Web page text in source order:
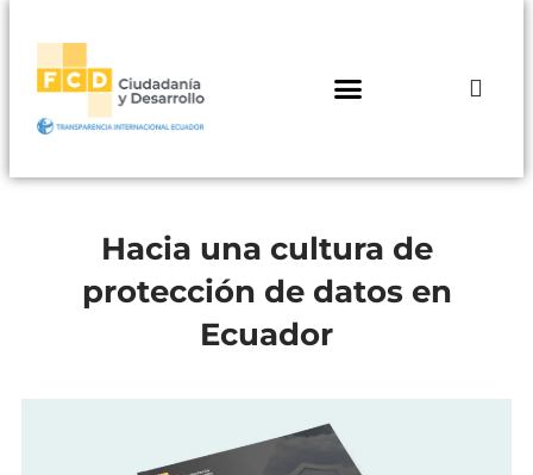
Hacia una cultura de
protección de datos en
Ecuador